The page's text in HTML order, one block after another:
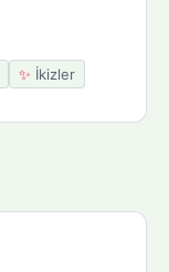
✨ İkizler